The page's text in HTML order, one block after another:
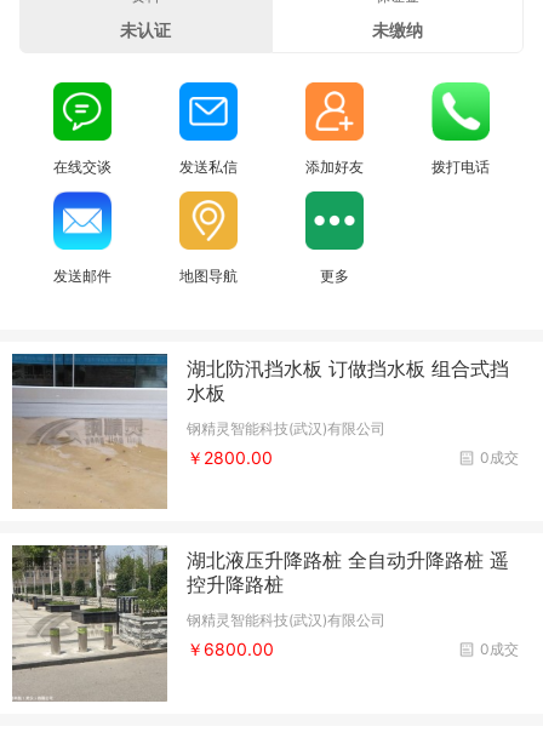
未认证 未缴纳
在线交谈 发送私信 添加好友 拨打电话
发送邮件 地图导航 更多
湖北防汛挡水板 订做挡水板 组合式挡
水板
钢精灵智能科技(武汉)有限公司
0成交
￥2800.00
湖北液压升降路桩 全自动升降路桩 遥
控升降路桩
钢精灵智能科技(武汉)有限公司
0成交
￥6800.00